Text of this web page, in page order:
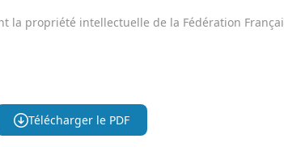
la propriété intellectuelle de la Fédération
Télécharger le PDF